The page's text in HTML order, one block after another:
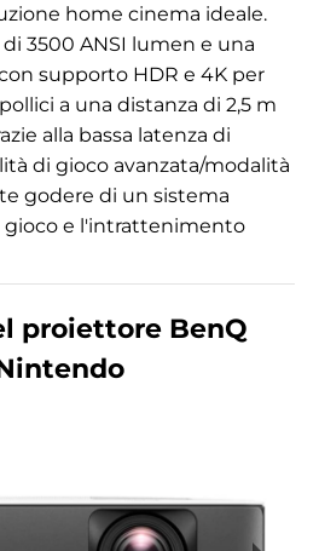
home cinema ideale.
3500 ANSI lumen e una
supporto HDR e 4K per
a una distanza di 2,5 m
alla bassa latenza di
di gioco avanzata/modalità
godere di un sistema
gioco e l'intrattenimento
proiettore BenQ